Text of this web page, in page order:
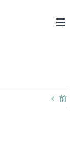
前